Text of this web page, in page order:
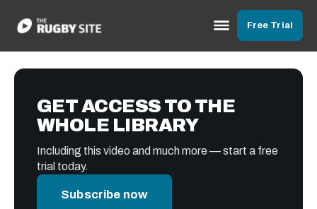
Free Trial
GET ACCESS TO THE
WHOLE LIBRARY
Including this video and much more — start a free
trial today.
Subscribe now